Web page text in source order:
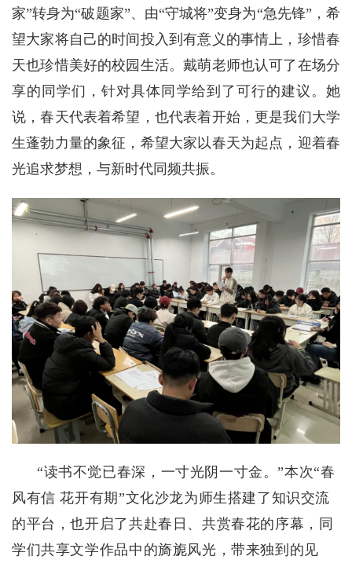
家”转身为“破题家”、由“守城将”变身为“急先锋”，希
望大家将自己的时间投入到有意义的事情上，珍惜春
天也珍惜美好的校园生活。戴萌老师也认可了在场分
享的同学们，针对具体同学给到了可行的建议。她
说，春天代表着希望，也代表着开始，更是我们大学
生蓬勃力量的象征，希望大家以春天为起点，迎着春
光追求梦想，与新时代同频共振。
“读书不觉已春深，一寸光阴一寸金。”本次“春
风有信 花开有期”文化沙龙为师生搭建了知识交流
的平台，也开启了共赴春日、共赏春花的序幕，同
学们共享文学作品中的旖旎风光，带来独到的见